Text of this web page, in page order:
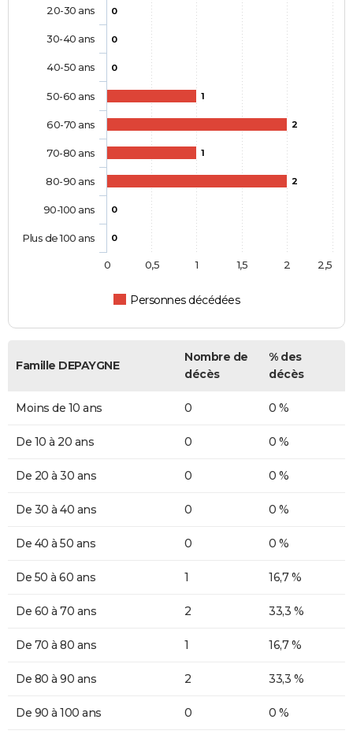
0
0
0
1
2
1
2
0
0
Personnes décédées
20-30 ans
30-40 ans
40-50 ans
50-60 ans
60-70 ans
70-80 ans
80-90 ans
90-100 ans
Plus de 100 ans
0 0,5 1 1,5 2 2,5
Famille DEPAYGNE
Nombre de
décès
% des
décès
Moins de 10 ans 0 0 %
De 10 à 20 ans 0 0 %
De 20 à 30 ans 0 0 %
De 30 à 40 ans 0 0 %
De 40 à 50 ans 0 0 %
De 50 à 60 ans 1 16,7 %
De 60 à 70 ans 2 33,3 %
De 70 à 80 ans 1 16,7 %
De 80 à 90 ans 2 33,3 %
De 90 à 100 ans 0 0 %